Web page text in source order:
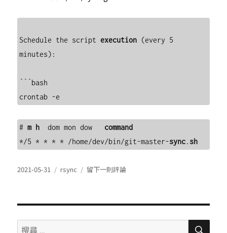
Schedule the script execution (every 5
minutes):
```bash
# m h
  dom mon dow
command
*/5 * * * * /home/dev/bin/git-master-sync. sh
發
2021-05-31
分
rsync 留下一則評論在
搜
搜